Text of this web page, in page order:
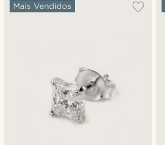
Mais Vendidos